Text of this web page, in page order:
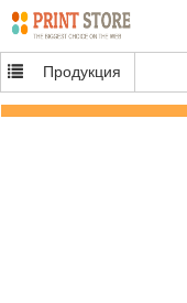
Продукция
CV стены CC электропитания
силы Dc универсалии цифров